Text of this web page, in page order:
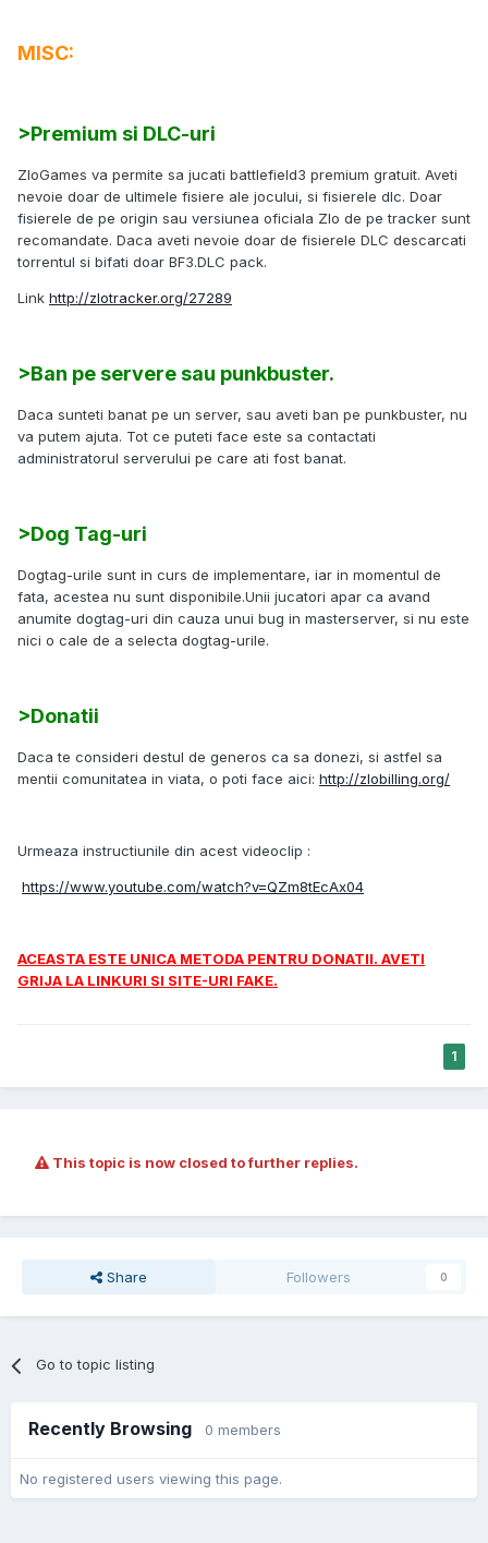
MISC:
>Premium si DLC-uri
ZloGames va permite sa jucati battlefield3 premium gratuit. Aveti
nevoie doar de ultimele fisiere ale jocului, si fisierele dlc. Doar
fisierele de pe origin sau versiunea oficiala Zlo de pe tracker sunt
recomandate. Daca aveti nevoie doar de fisierele DLC descarcati
torrentul si bifati doar BF3.DLC pack.
Link http://zlotracker.org/27289
>Ban pe servere sau punkbuster.
Daca sunteti banat pe un server, sau aveti ban pe punkbuster, nu
va putem ajuta. Tot ce puteti face este sa contactati
administratorul serverului pe care ati fost banat.
>Dog Tag-uri
Dogtag-urile sunt in curs de implementare, iar in momentul de
fata, acestea nu sunt disponibile.Unii jucatori apar ca avand
anumite dogtag-uri din cauza unui bug in masterserver, si nu este
nici o cale de a selecta dogtag-urile.
>Donatii
Daca te consideri destul de generos ca sa donezi, si astfel sa
mentii comunitatea in viata, o poti face aici: http://zlobilling.org/
Urmeaza instructiunile din acest videoclip :
https://www.youtube.com/watch?v=QZm8tEcAx04
ACEASTA ESTE UNICA METODA PENTRU DONATII. AVETI
GRIJA LA LINKURI SI SITE-URI FAKE.
1
This topic is now closed to further replies.
Share Followers 0
Go to topic listing
Recently Browsing 0 members
No registered users viewing this page.